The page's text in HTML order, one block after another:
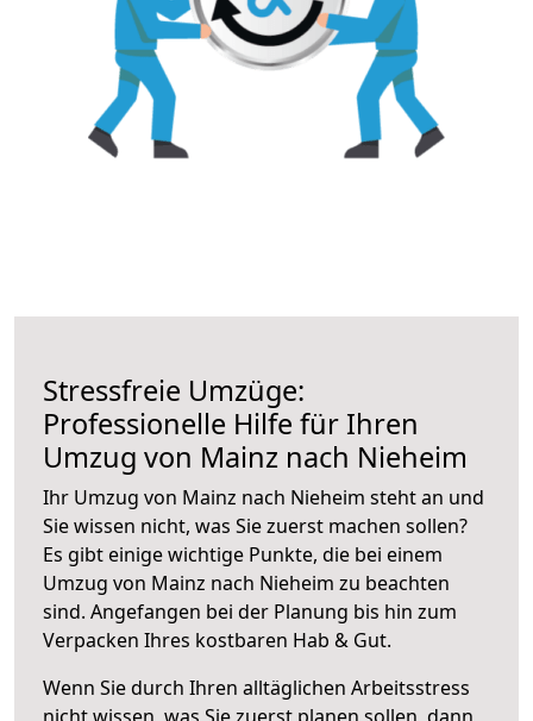
Stressfreie Umzüge:
Professionelle Hilfe für Ihren
Umzug von Mainz nach Nieheim
Ihr Umzug von Mainz nach Nieheim steht an und
Sie wissen nicht, was Sie zuerst machen sollen?
Es gibt einige wichtige Punkte, die bei einem
Umzug von Mainz nach Nieheim zu beachten
sind. Angefangen bei der Planung bis hin zum
Verpacken Ihres kostbaren Hab & Gut.
Wenn Sie durch Ihren alltäglichen Arbeitsstress